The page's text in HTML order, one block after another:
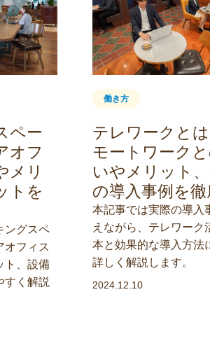
ペー
オフ
メリ
トを
ングスペ
オフィス
ト、設備
すく解説
働き方
テレワークとは
モートワーク
いやメリット
の導入事例を徹
本記事では実際の導入
えながら、テレワーク
本と効果的な導入方法
詳しく解説します。
2024.12.10